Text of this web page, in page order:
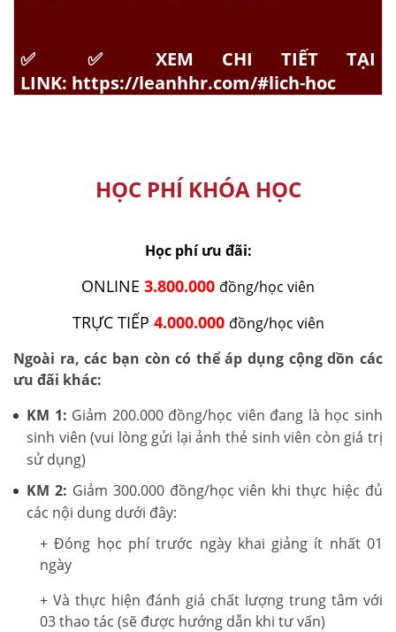
✅✅ XEM CHI TIẾT TẠI
LINK: https://leanhhr.com/#lich-hoc
HỌC PHÍ KHÓA HỌC
Học phí ưu đãi:
ONLINE 3.800.000 đồng/học viên
TRỰC TIẾP 4.000.000 đồng/học viên
Ngoài ra, các bạn còn có thể áp dụng cộng dồn các
ưu đãi khác:
KM 1: Giảm 200.000 đồng/học viên đang là học sinh
sinh viên (vui lòng gửi lại ảnh thẻ sinh viên còn giá trị
sử dụng)
KM 2: Giảm 300.000 đồng/học viên khi thực hiệc đủ
các nội dung dưới đây:
+ Đóng học phí trước ngày khai giảng ít nhất 01
ngày
+ Và thực hiện đánh giá chất lượng trung tâm với
03 thao tác (sẽ được hướng dẫn khi tư vấn)